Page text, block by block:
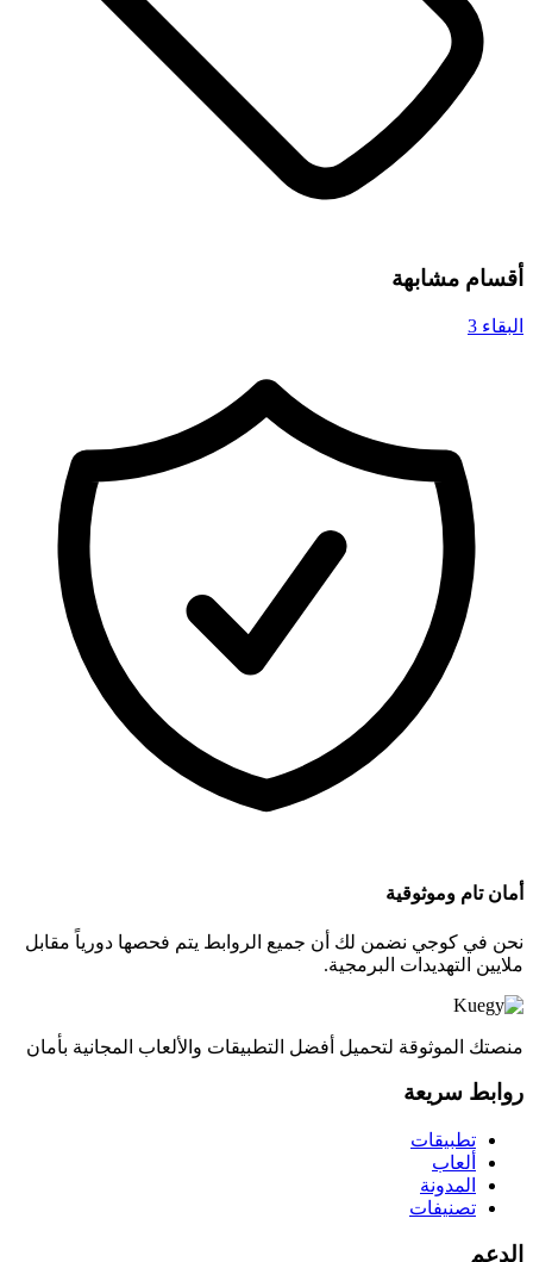
أقسام مشابهة
البقاء 3
أمان تام وموثوقية
نحن في كوجي نضمن لك أن جميع الروابط يتم فحصها دورياً مقابل
ملايين التهديدات البرمجية.
منصتك الموثوقة لتحميل أفضل التطبيقات والألعاب المجانية بأمان
روابط سريعة
تطبيقات
ألعاب
المدونة
تصنيفات
الدعم